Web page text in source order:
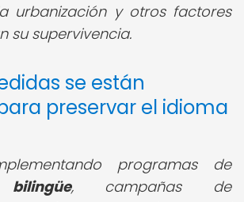
urbanización y otros factores
su supervivencia.
se están
preservar el idioma
programas de
, campañas de